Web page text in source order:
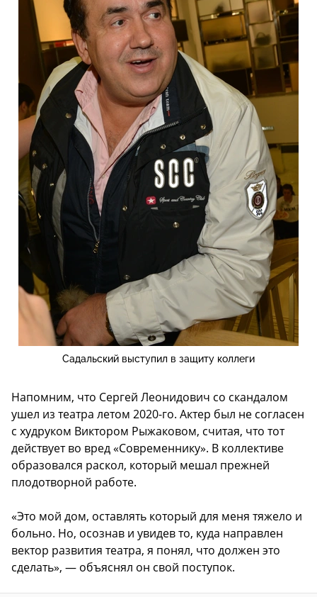
Садальский выступил в защиту коллеги
Напомним, что Сергей Леонидович со скандалом
ушел из театра летом 2020-го. Актер был не согласен
с худруком Виктором Рыжаковом, считая, что тот
действует во вред «Современнику». В коллективе
образовался раскол, который мешал прежней
плодотворной работе.
«Это мой дом, оставлять который для меня тяжело и
больно. Но, осознав и увидев то, куда направлен
вектор развития театра, я понял, что должен это
сделать», — объяснял он свой поступок.